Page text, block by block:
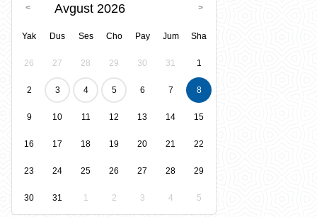
Avgust 2026
Yak Dus Ses Cho Pay Jum Sha
26 27 28 29 30 31 1
2 3 4 5 6 7 8
9 10 11 12 13 14 15
16 17 18 19 20 21 22
23 24 25 26 27 28 29
30 31 1 2 3 4 5